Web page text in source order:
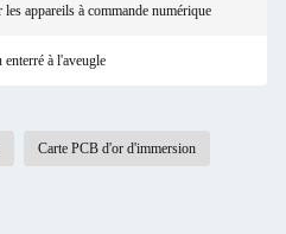
les appareils à commande numérique
enterré à l'aveugle
Carte PCB d'or d'immersion